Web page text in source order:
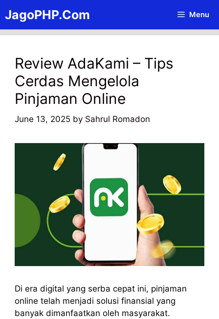
to
content
JagoPHP.Com Menu
Review AdaKami – Tips
Cerdas Mengelola
Pinjaman Online
June 13, 2025 by Sahrul Romadon
Di era digital yang serba cepat ini, pinjaman
online telah menjadi solusi finansial yang
banyak dimanfaatkan oleh masyarakat.